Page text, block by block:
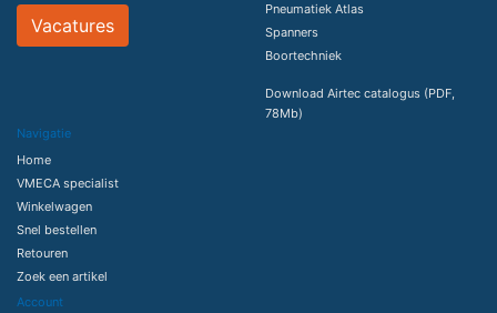
Vacatures
Pneumatiek Atlas
Spanners
Boortechniek
Download Airtec catalogus (PDF,
78Mb)
Navigatie
Home
VMECA specialist
Winkelwagen
Snel bestellen
Retouren
Zoek een artikel
Account